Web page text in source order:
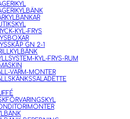
KYL-FRYS
GN 2-1
KYL-FRYS-RUM
VARM-MONTER